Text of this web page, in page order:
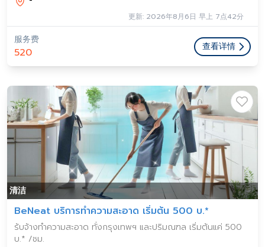
更新: 2026年8月6日 早上 7点42分
服务费
520 查看详情
清洁
BeNeat บริการทำความสะอาด เริ่มต้น 500 บ.*
ร้บจ้างทำความสะอาด ทั่งกรุงเทพฯ และปริมณฑล เริ่มต้นแค่ 500
บ.* /ชม.